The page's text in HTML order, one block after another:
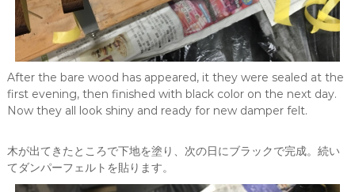
After the bare wood has appeared, it they were sealed at the
first evening, then finished with black color on the next day.
Now they all look shiny and ready for new damper felt.
木が出てきたところで下地を塗り、次の日にブラックで完成。続い
てダンパーフェルトを貼ります。